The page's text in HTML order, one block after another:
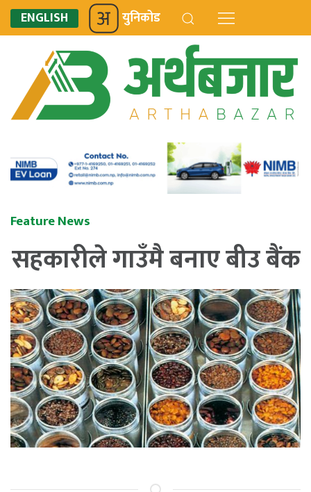
ENGLISH युनिकोड
Feature News
सहकारीले गाउँमै बनाए बीउ बैंक